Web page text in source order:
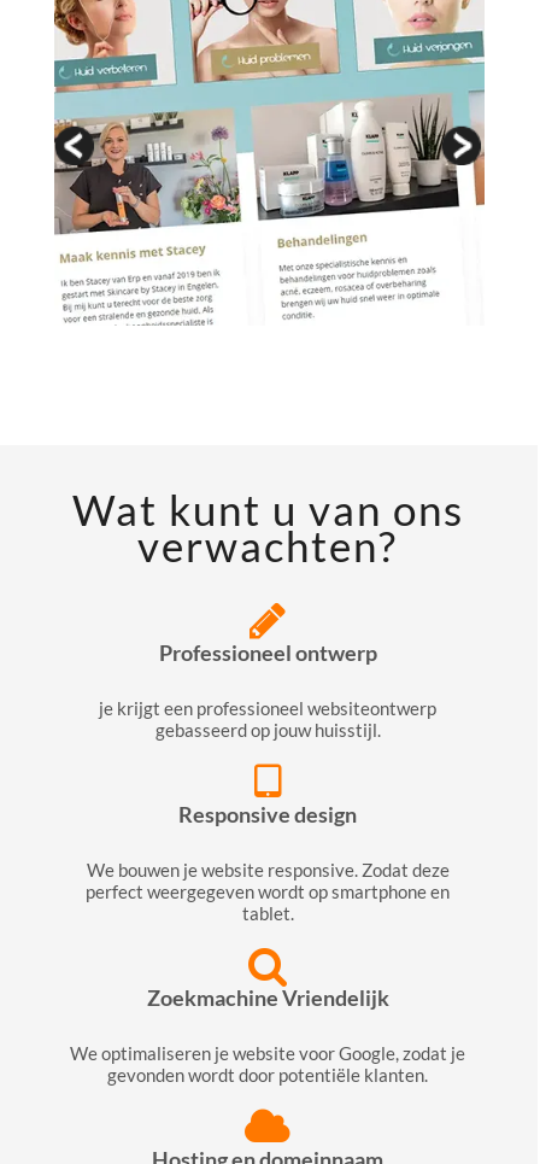
Wat kunt u van ons
verwachten?
Professioneel ontwerp
je krijgt een professioneel websiteontwerp
gebasseerd op jouw huisstijl.
Responsive design
We bouwen je website responsive. Zodat deze
perfect weergegeven wordt op smartphone en
tablet.
Zoekmachine Vriendelijk
We optimaliseren je website voor Google, zodat je
gevonden wordt door potentiële klanten.
Hosting en domeinnaam